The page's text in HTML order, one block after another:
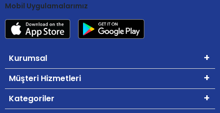
Mobil Uygulamalarımız
Kurumsal
Müşteri Hizmetleri
Kategoriler